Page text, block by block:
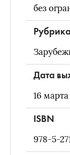
без
Рубрика
Дата
16 марта
ISBN
978-5-